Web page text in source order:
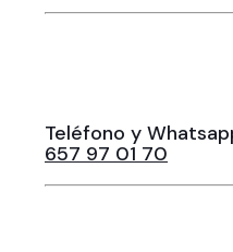
Teléfono y
657 97 01 70